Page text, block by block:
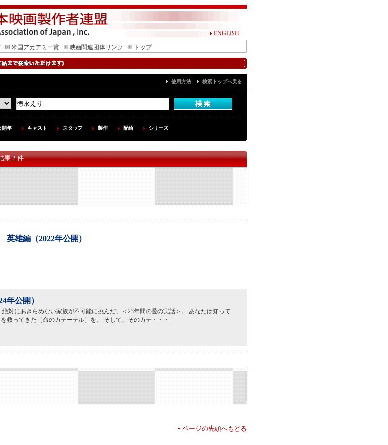
ENGLISH
米国アカデミー賞 映画関連団体リンク トップ
使用方法 検索トップへ戻る
開年 キャスト スタッフ 製作 配給 シリーズ
果 2 件
雄編（2022年公開）
年公開）
対にあきらめない家族が不可能に挑んだ、＜23年間の愛の実話＞。 あなたは知って
ってきた［命のカテーテル］を。 そして、そのカテ・・・
ページの先頭へもどる